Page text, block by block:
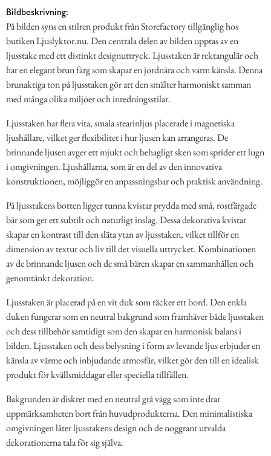
Bildbeskrivning:
På bilden syns en stilren produkt från Storefactory tillgänglig hos
butiken Ljuslyktor.nu. Den centrala delen av bilden upptas av en
ljusstake med ett distinkt designuttryck. Ljusstaken är rektangulär och
har en elegant brun färg som skapar en jordnära och varm känsla. Denna
brunaktiga ton på ljusstaken gör att den smälter harmoniskt samman
med många olika miljöer och inredningsstilar.
Ljusstaken har flera vita, smala stearinljus placerade i magnetiska
ljushållare, vilket ger flexibilitet i hur ljusen kan arrangeras. De
brinnande ljusen avger ett mjukt och behagligt sken som sprider ett lugn
i omgivningen. Ljushållarna, som är en del av den innovativa
konstruktionen, möjliggör en anpassningsbar och praktisk användning.
På ljusstakens botten ligger tunna kvistar prydda med små, rostfärgade
bär som ger ett subtilt och naturligt inslag. Dessa dekorativa kvistar
skapar en kontrast till den släta ytan av ljusstaken, vilket tillför en
dimension av textur och liv till det visuella uttrycket. Kombinationen
av de brinnande ljusen och de små bären skapar en sammanhållen och
genomtänkt dekoration.
Ljusstaken är placerad på en vit duk som täcker ett bord. Den enkla
duken fungerar som en neutral bakgrund som framhäver både ljusstaken
och dess tillbehör samtidigt som den skapar en harmonisk balans i
bilden. Ljusstaken och dess belysning i form av levande ljus erbjuder en
känsla av värme och inbjudande atmosfär, vilket gör den till en idealisk
produkt för kvällsmiddagar eller speciella tillfällen.
Bakgrunden är diskret med en neutral grå vägg som inte drar
uppmärksamheten bort från huvudprodukterna. Den minimalistiska
omgivningen låter ljusstakens design och de noggrant utvalda
dekorationerna tala för sig själva.